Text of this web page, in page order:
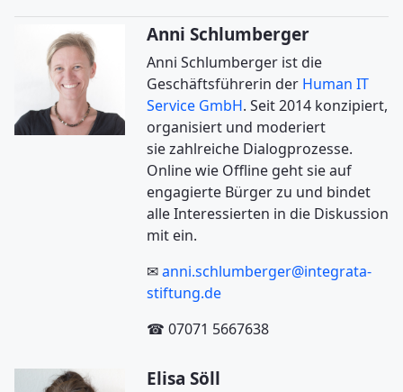
Anni Schlumberger
Anni Schlumberger ist die
Geschäftsführerin der Human IT
Service GmbH. Seit 2014 konzipiert,
organisiert und moderiert
sie zahlreiche Dialogprozesse.
Online wie Offline geht sie auf
engagierte Bürger zu und bindet
alle Interessierten in die Diskussion
mit ein.
✉anni.schlumberger@integrata-
stiftung.de
☎ 07071 5667638
Elisa Söll